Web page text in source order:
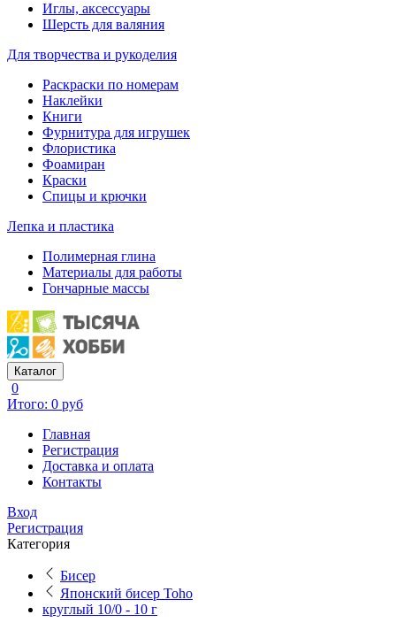
Иглы, аксессуары
Шерсть для валяния
Для творчества и рукоделия
Раскраски по номерам
Наклейки
Книги
Фурнитура для игрушек
Флористика
Фоамиран
Краски
Спицы и крючки
Лепка и пластика
Полимерная глина
Материалы для работы
Гончарные массы
Каталог
0
Итого: 0 руб
Главная
Регистрация
Доставка и оплата
Контакты
Вход
Регистрация
Категория
Бисер
Японский бисер Toho
круглый 10/0 - 10 г